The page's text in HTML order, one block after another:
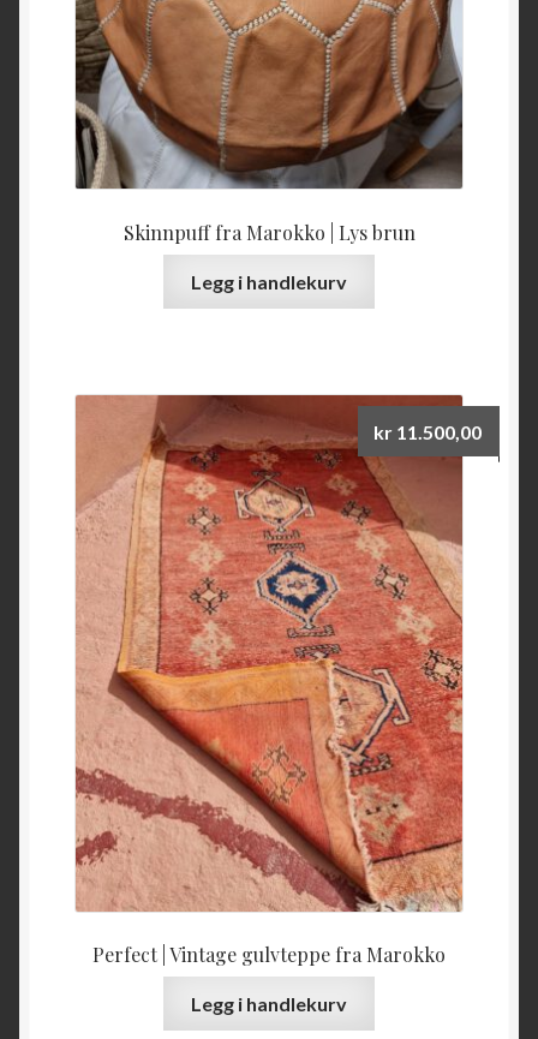
Skinnpuff fra Marokko | Lys brun
Legg i handlekurv
Perfect | Vintage gulvteppe fra Marokko
kr 11.500,00
Legg i handlekurv